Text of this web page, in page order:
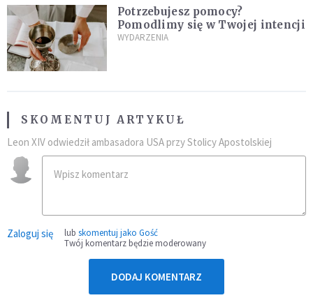
Potrzebujesz pomocy?
Pomodlimy się w Twojej intencji
WYDARZENIA
SKOMENTUJ ARTYKUŁ
Leon XIV odwiedził ambasadora USA przy Stolicy Apostolskiej
Zaloguj się lub skomentuj jako Gość
Twój komentarz będzie moderowany
DODAJ KOMENTARZ